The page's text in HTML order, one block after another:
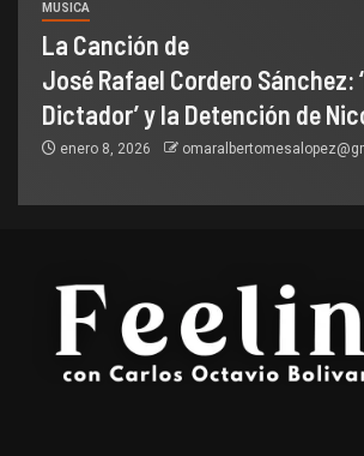
MUSICA
La Canción de
José Rafael Cordero Sánchez:
Dictador’ y la Detención de
enero 8, 2026